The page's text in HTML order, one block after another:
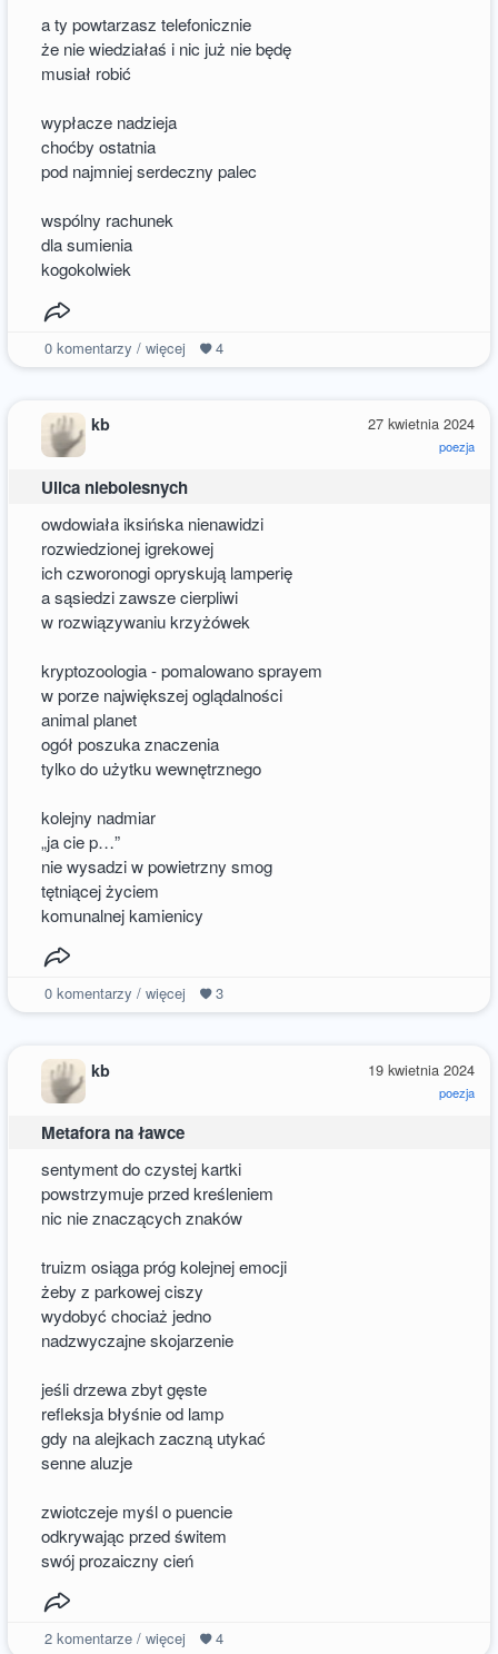
a ty powtarzasz telefonicznie
że nie wiedziałaś i nic już nie będę
musiał robić
wypłacze nadzieja
choćby ostatnia
pod najmniej serdeczny palec
wspólny rachunek
dla sumienia
kogokolwiek
0komentarzy / więcej 4
27 kwietnia 2024
poezja
kb
Ulica niebolesnych
owdowiała iksińska nienawidzi
rozwiedzionej igrekowej
ich czworonogi opryskują lamperię
a sąsiedzi zawsze cierpliwi
w rozwiązywaniu krzyżówek
kryptozoologia - pomalowano sprayem
w porze największej oglądalności
animal planet
ogół poszuka znaczenia
tylko do użytku wewnętrznego
kolejny nadmiar
„ja cie p…”
nie wysadzi w powietrzny smog
tętniącej życiem
komunalnej kamienicy
0komentarzy / więcej 3
19 kwietnia 2024
poezja
kb
Metafora na ławce
sentyment do czystej kartki
powstrzymuje przed kreśleniem
nic nie znaczących znaków
truizm osiąga próg kolejnej emocji
żeby z parkowej ciszy
wydobyć chociaż jedno
nadzwyczajne skojarzenie
jeśli drzewa zbyt gęste
refleksja błyśnie od lamp
gdy na alejkach zaczną utykać
senne aluzje
zwiotczeje myśl o puencie
odkrywając przed świtem
swój prozaiczny cień
2komentarze / więcej 4